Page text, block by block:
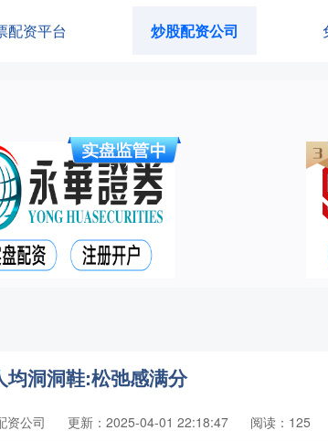
配资平台 炒股配资公司
洞洞鞋:松弛感满分
资公司 更新：2025-04-01 22:18:47 阅读：125